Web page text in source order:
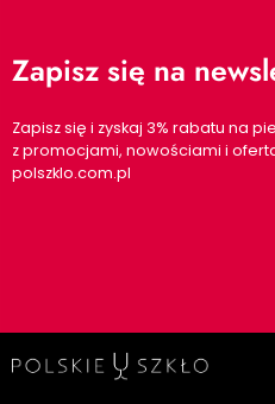
Zapisz się na
Zapisz się i zyskaj 3% rabatu na
z promocjami, nowościami i
polszklo.com.pl